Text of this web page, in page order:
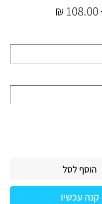
מחיר
הוסף לסל
קנה עכשיו